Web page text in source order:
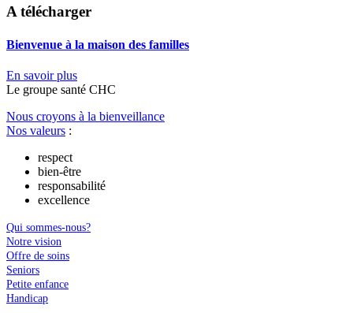
A télécharger
Bienvenue à la maison des familles
En savoir plus
Le groupe santé CHC
Nous croyons à la bienveillance
Nos valeurs :
respect
bien-être
responsabilité
excellence
Qui sommes-nous?
Notre vision
Offre de soins
Seniors
Petite enfance
Handicap